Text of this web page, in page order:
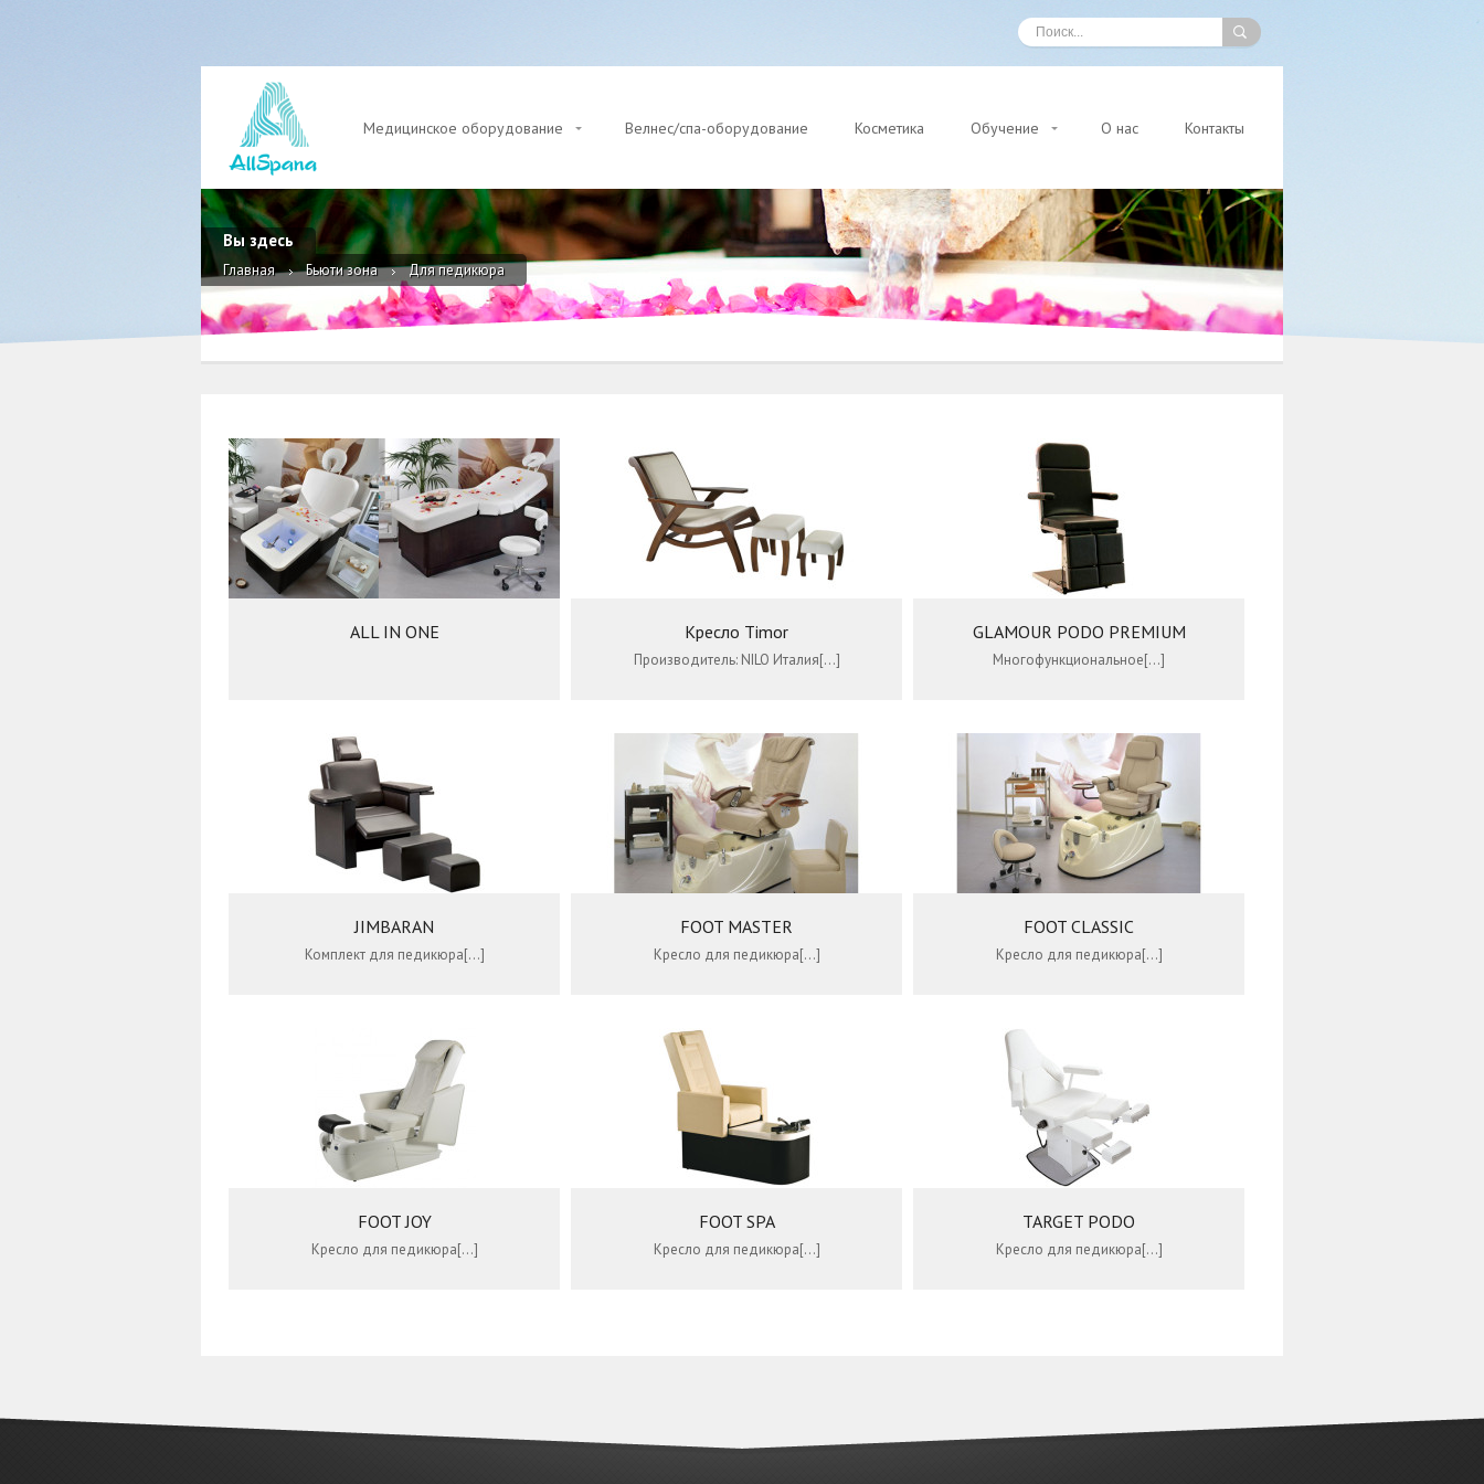
Медицинское оборудование Велнес/спа-оборудование Косметика Обучение О нас Контакты
Вы здесь
Главная Бьюти зона Для педикюра
ALL IN ONE Кресло Timor
Производитель: NILO Италия[…]
GLAMOUR PODO PREMIUM
Многофункциональное[…]
JIMBARAN
Комплект для педикюра[…]
FOOT MASTER
Кресло для педикюра[…]
FOOT CLASSIC
Кресло для педикюра[…]
FOOT JOY
Кресло для педикюра[…]
FOOT SPA
Кресло для педикюра[…]
TARGET PODO
Кресло для педикюра[…]